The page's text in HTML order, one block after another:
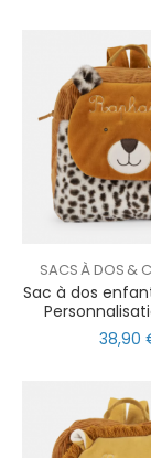
SACS À DOS &
Sac à dos
38,90